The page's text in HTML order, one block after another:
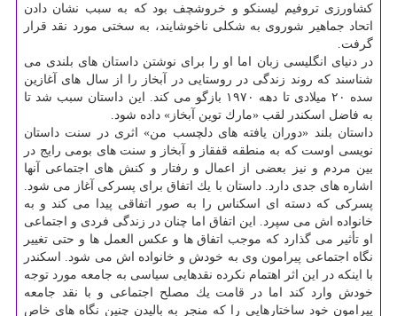
كشاورزی تروفیم لیسنكو و خروشچف بود كه به سبب نشان دادن
اتحاد جماهیر شوروی به شكلی ناخوشایند، به سختی مورد نقد قرار
گرفت.
در دنیای انگلیسی زبان اما او را برای نوشتن داستان های بلندی می
شناسند كه روند زندگی در روستایی در آبخاز را از سال های آغازین
سده ۲۰ میلادی تا دهه ۱۹۷۰ بازگو می كند. این داستان سبب شد تا
به فاضل اسكندر لقب «مارك توین آبخاز» داده شود.
داستان بلند «دوران یافته های دلچسب من» اثری در سنت داستان
نویسی اوست كه به منطقه قفقاز و آبخاز و سنت های بومی رایج در
بین مردم و نیز بعضی از اعمال و رفتار و كنش های اجتماعی آنها
اشاره های جدی دارد. داستان با یك اتفاق برای پسركی آغاز می شود.
پسركی كه دسته ای اسكناس را به صور اتفاقی پیدا می كند و به
خانواده اش می سپرد. این اتفاق اما چنان در زندگی فردی و اجتماعی
او تأثیر می گذارد كه موجب اتفاق ها و عكس العمل ها و حتی تغییر
نگاه اجتماعی پیرامون وی به خودش و خانواده اش می شود. اسكندر
با اینكه در این اثر اهتمام نكرده نقدهایی سیاسی به جامعه مورد توجه
خودش وارد كند اما در قامت یك مصلح اجتماعی و با نقد جامعه
پیرامون خود ساختارهایی را كه منجر به بالیدن چنین نگاه های خاص